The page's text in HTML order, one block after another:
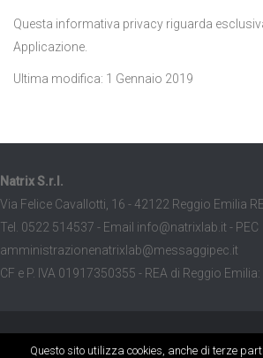
Questa informativa privacy riguarda
Applicazione.
Ultima modifica: 1 Gennaio 2019
Natrix S.r.l.
Via Felice Cavallotti, 16 - 42122 Reggio Emilia RE
Tel. 0522 514537 - Email info@natrixlab.it - PEC
amministrazionenatrixlab@messaggipec.it
CF e P. IVA 01917350355 - REA di Reggio
© 2017 Natrix srl. All rights
Questo sito utilizza cookies, anche di terze